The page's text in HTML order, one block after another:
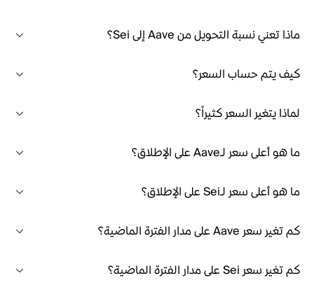
ماذا تعني نسبة التحويل من Aave إلى Sei؟
كيف يتم حساب السعر؟
لماذا يتغير السعر كثيراً؟
ما هو أعلى سعر لـAave على الإطلاق؟
ما هو أعلى سعر لـSei على الإطلاق؟
كم تغير سعر Aave على مدار الفترة الماضية؟
كم تغير سعر Sei على مدار الفترة الماضية؟